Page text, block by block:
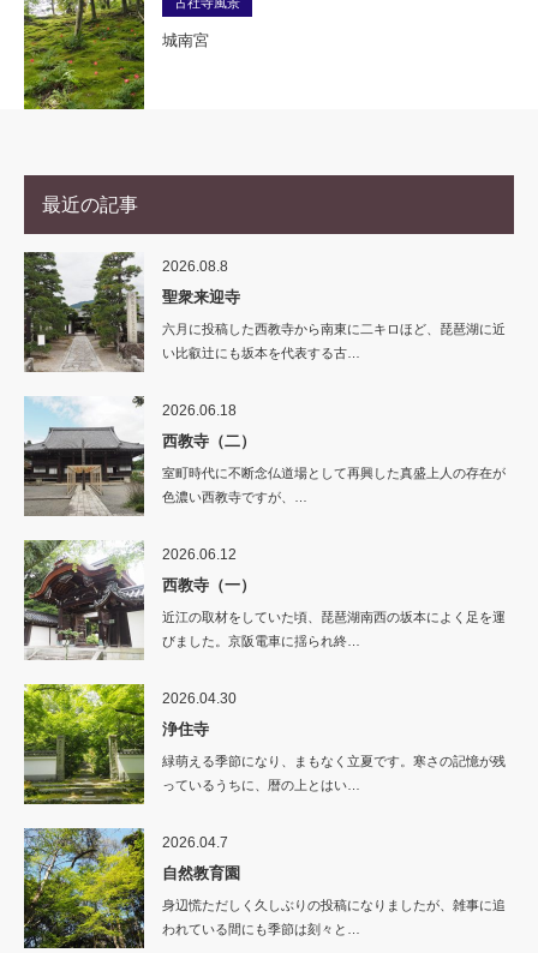
城南宮
最近の記事
2026.08.8
聖衆来迎寺
六月に投稿した西教寺から南東に二キロほど、琵琶湖に近
い比叡辻にも坂本を代表する古…
2026.06.18
西教寺（二）
室町時代に不断念仏道場として再興した真盛上人の存在が
色濃い西教寺ですが、…
2026.06.12
西教寺（一）
近江の取材をしていた頃、琵琶湖南西の坂本によく足を運
びました。京阪電車に揺られ終…
2026.04.30
浄住寺
緑萌える季節になり、まもなく立夏です。寒さの記憶が残
っているうちに、暦の上とはい…
2026.04.7
自然教育園
身辺慌ただしく久しぶりの投稿になりましたが、雑事に追
われている間にも季節は刻々と…